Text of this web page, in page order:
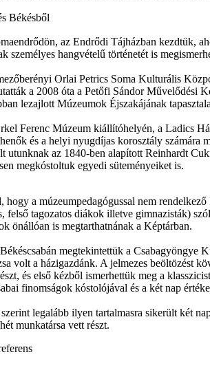
az Endrődi Tájházban kezdtük,
személyes hangvételű történetét is
Orlai Petrics Soma Kulturális
a 2008 óta a Petőfi Sándor
lezajlott Múzeumok Éjszakájának
Ferenc Múzeum kiállítóhelyén, a Ladics
és a helyi nyugdíjas korosztály
utunknak az 1840-ben alapított Reinhardt
megkóstoltuk egyedi süteményeiket is.
a múzeumpedagógussal nem
felső tagozatos diákok illetve gimnazisták)
önállóan is megtarthatnának a Képtárban.
megtekintettük a
volt a házigazdánk. A jelmezes beöltözést
és első kézből ismerhettük meg a
finomságok kóstolójával és a két nap
legalább ilyen tartalmasra sikerült két
munkatársa vett részt.